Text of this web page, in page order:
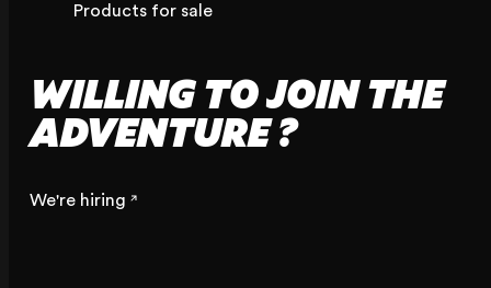
Products for sale
WILLING TO JOIN THE
ADVENTURE ?
We're hiring